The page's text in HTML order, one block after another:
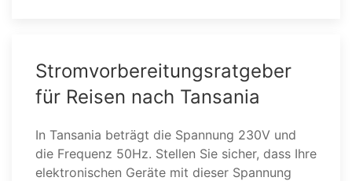
Stromvorbereitungsratgeber
für Reisen nach Tansania
In Tansania beträgt die Spannung 230V und
die Frequenz 50Hz. Stellen Sie sicher, dass Ihre
elektronischen Geräte mit dieser Spannung